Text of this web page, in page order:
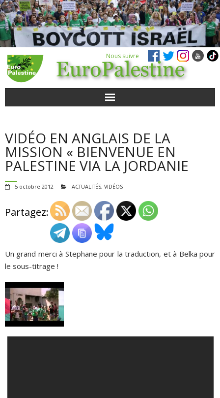
Nous suivre
POUR AGIR
AGENDA
QUI SOMMES-NOUS ?
ADHÉSIONS, DONS, CONTACT
VIDÉO EN ANGLAIS DE LA
MISSION « BIENVENUE EN
PALESTINE VIA LA JORDANIE
5 octobre 2012 ACTUALITÉS, VIDÉOS
Partagez:
Un grand merci à Stephane pour la traduction, et à Belka pour
le sous-titrage !